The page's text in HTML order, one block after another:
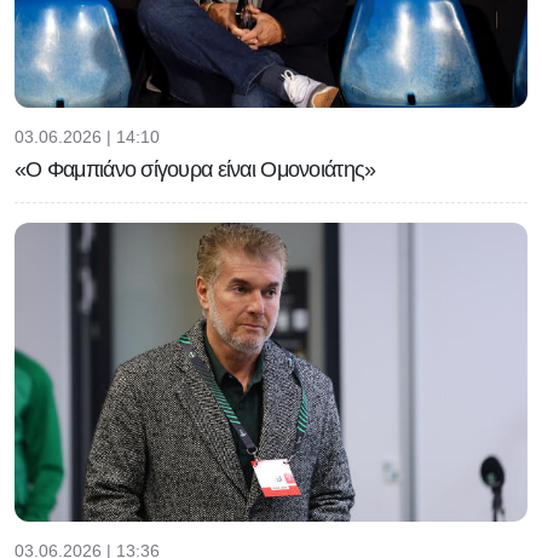
03.06.2026 | 14:10
«Ο Φαμπιάνο σίγουρα είναι Ομονοιάτης»
03.06.2026 | 13:36